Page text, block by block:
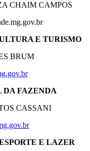
CHAIM CAMPOS
E TURISMO
BRUM
DA FAZENDA
CASSANI
E LAZER